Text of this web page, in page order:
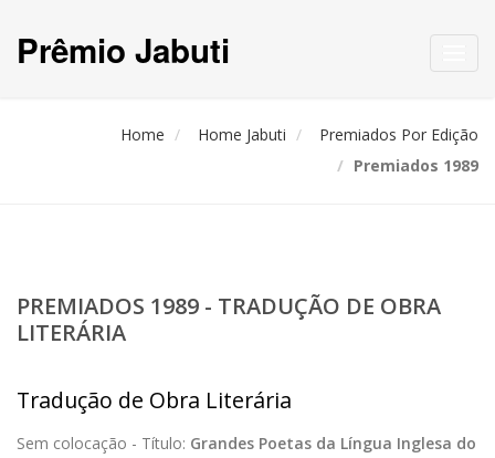
Prêmio Jabuti
Home Home Jabuti
Premiados Por Edição
Premiados 1989
PREMIADOS 1989 - TRADUÇÃO DE OBRA
LITERÁRIA
Tradução de Obra Literária
Sem colocação - Título: Grandes Poetas da Língua Inglesa do